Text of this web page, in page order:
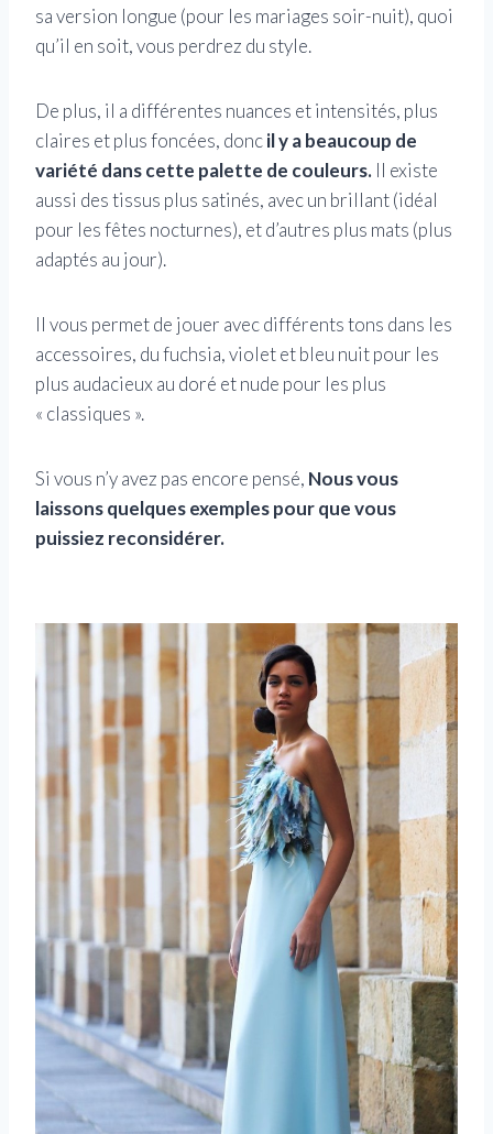
sa version longue (pour les mariages soir-nuit), quoi
qu’il en soit, vous perdrez du style.
De plus, il a différentes nuances et intensités, plus
claires et plus foncées, doncil y a beaucoup de
variété dans cette palette de couleurs. Il existe
aussi des tissus plus satinés, avec un brillant (idéal
pour les fêtes nocturnes), et d’autres plus mats (plus
adaptés au jour).
Il vous permet de jouer avec différents tons dans les
accessoires, du fuchsia, violet et bleu nuit pour les
plus audacieux au doré et nude pour les plus
« classiques ».
Si vous n’y avez pas encore pensé, Nous vous
laissons quelques exemples pour que vous
puissiez reconsidérer.